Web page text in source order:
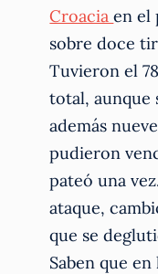
Croaciaen el
sobre doce
Tuvieron el
total, aunque
además
pudieron
pateó una
ataque,
que se
Saben que